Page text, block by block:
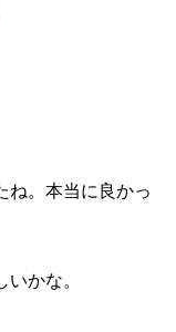
ね。本当に良かっ
かな。